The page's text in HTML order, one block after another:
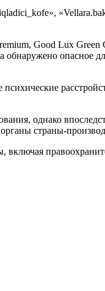
Good Lux
опасное
однако
страны-
включая